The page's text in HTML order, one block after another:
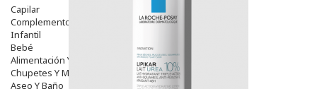
Capilar
Complementos
Infantil
Bebé
Alimentación Y Complementos
Chupetes Y Mordedores
Aseo Y Baño